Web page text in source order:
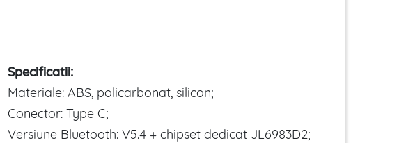
Specificatii:
Materiale: ABS, policarbonat, silicon;
Conector: Type C;
Versiune Bluetooth: V5.4 + chipset dedicat JL6983D2;